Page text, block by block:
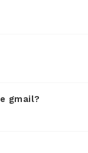
gmail?